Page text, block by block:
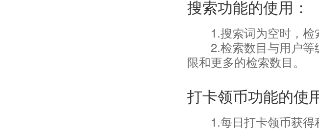
搜索功能的使用：
1.搜索词为空时，检
2.检索数目与用户
限和更多的检索数目。
打卡领币功能的使
1.每日打卡领币获得